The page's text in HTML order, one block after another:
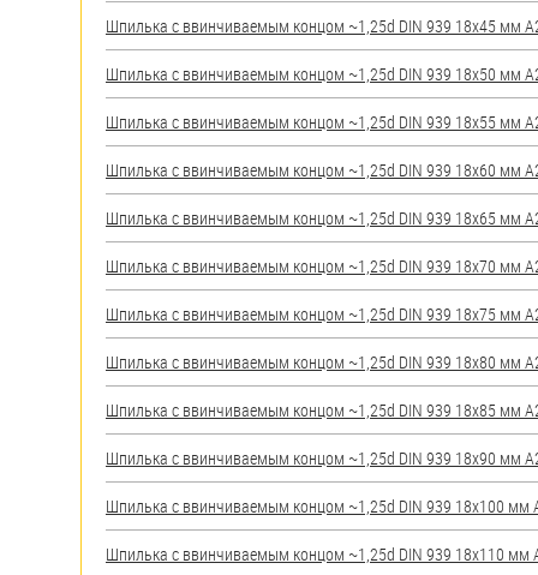
Пробки
Саморезы и шурупы
Стопорные кольца
Такелаж
Хомуты
Шайбы
Шпильки
Шплинты
Штифты и пальцы
Шпилька c ввинчиваемым концом ~1,25d DIN 939 18х45 мм
Шпилька c ввинчиваемым концом ~1,25d DIN 939 18х50 мм
Шпилька c ввинчиваемым концом ~1,25d DIN 939 18х55 мм
Шпилька c ввинчиваемым концом ~1,25d DIN 939 18х60 мм
Шпилька c ввинчиваемым концом ~1,25d DIN 939 18х65 мм
Шпилька c ввинчиваемым концом ~1,25d DIN 939 18х70 мм
Шпилька c ввинчиваемым концом ~1,25d DIN 939 18х75 мм
Шпилька c ввинчиваемым концом ~1,25d DIN 939 18х80 мм
Шпилька c ввинчиваемым концом ~1,25d DIN 939 18х85 мм
Шпилька c ввинчиваемым концом ~1,25d DIN 939 18х90 мм
Шпилька c ввинчиваемым концом ~1,25d DIN 939 18х100 мм
Шпилька c ввинчиваемым концом ~1,25d DIN 939 18х110 мм